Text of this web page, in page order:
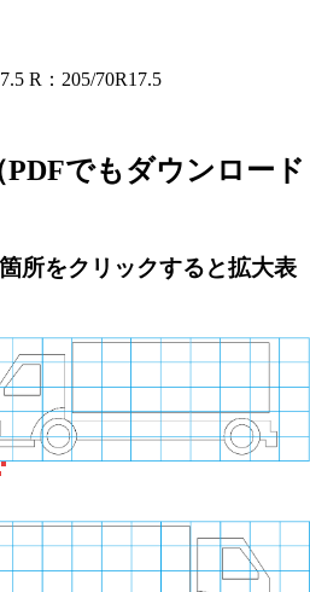
R：205/70R17.5
PDFでもダウンロード
所をクリックすると拡大表